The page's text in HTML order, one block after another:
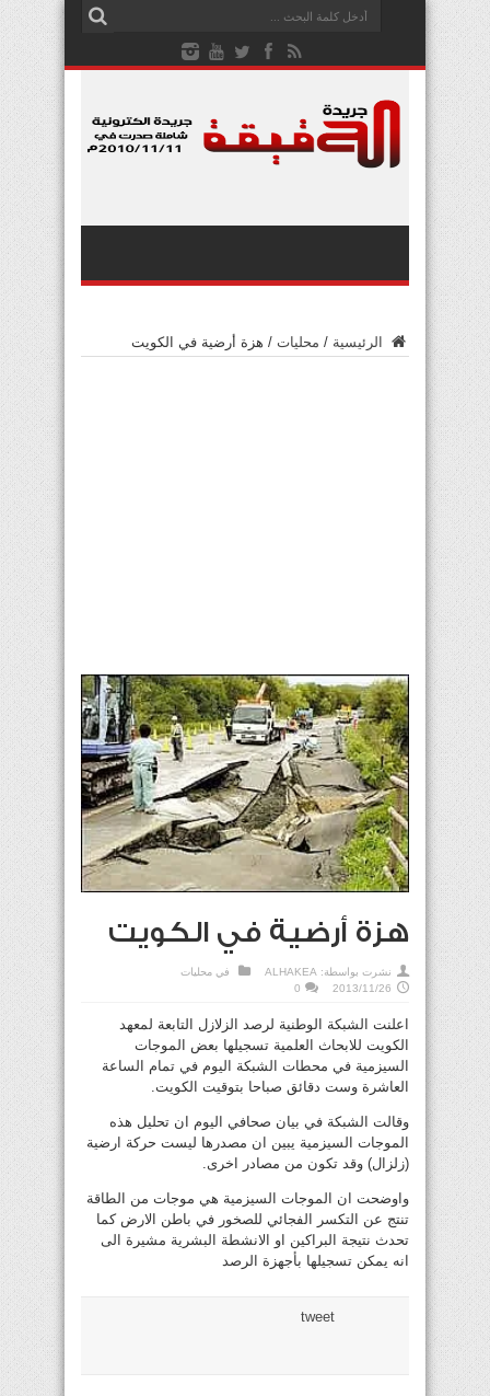
الرئيسية / محليات / هزة أرضية في الكويت
هزة أرضية في الكويت
نشرت بواسطة: ALHAKEA في محليات
2013/11/26
0
اعلنت الشبكة الوطنية لرصد الزلازل التابعة لمعهد
الكويت للابحاث العلمية تسجيلها بعض الموجات
السيزمية في محطات الشبكة اليوم في تمام الساعة
العاشرة وست دقائق صباحا بتوقيت الكويت.
وقالت الشبكة في بيان صحافي اليوم ان تحليل هذه
الموجات السيزمية يبين ان مصدرها ليست حركة ارضية
(زلزال) وقد تكون من مصادر اخرى.
واوضحت ان الموجات السيزمية هي موجات من الطاقة
تنتج عن التكسر الفجائي للصخور في باطن الارض كما
تحدث نتيجة البراكين او الانشطة البشرية مشيرة الى
انه يمكن تسجيلها بأجهزة الرصد
tweet